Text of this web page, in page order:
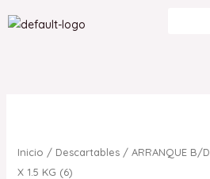
al
Inicio / Descartables/ ARRANQUE B/D
X 1.5 KG (6)